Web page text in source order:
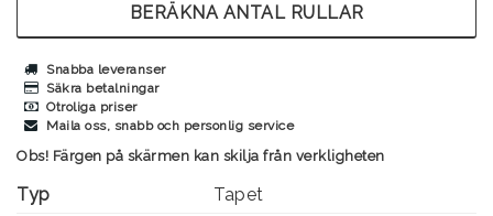
BERÄKNA ANTAL RULLAR
Snabba leveranser
Säkra betalningar
Otroliga priser
Maila oss, snabb och personlig service
Obs! Färgen på skärmen kan skilja från verkligheten
Typ
Tapet